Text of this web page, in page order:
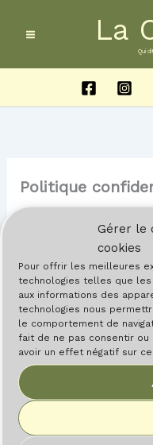
Gérer le
cookies
Pour offrir les meilleures
technologies telles que
aux informations des
technologies nous
le comportement de
fait de ne pas consentir
avoir un effet négatif sur
La
Qui
Politique
Par